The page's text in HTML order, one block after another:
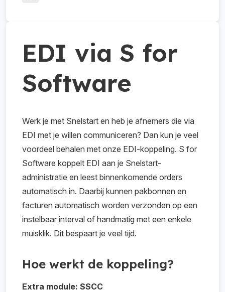
EDI via S for
Software
Werk je met Snelstart en heb je afnemers die via
EDI met je willen communiceren? Dan kun je veel
voordeel behalen met onze EDI-koppeling. S for
Software koppelt EDI aan je Snelstart-
administratie en leest binnenkomende orders
automatisch in. Daarbij kunnen pakbonnen en
facturen automatisch worden verzonden op een
instelbaar interval of handmatig met een enkele
muisklik. Dit bespaart je veel tijd.
Hoe werkt de koppeling?
Extra module: SSCC